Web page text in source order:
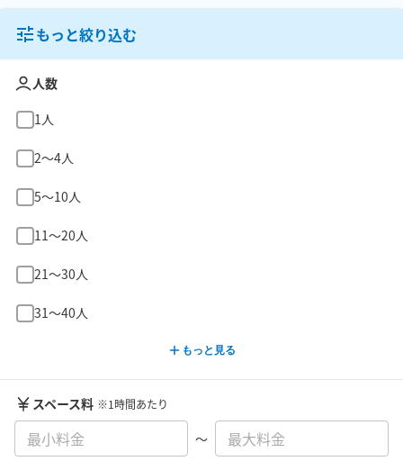
もっと絞り込む
人数
1人
2〜4人
5〜10人
11〜20人
21〜30人
31〜40人
もっと見る
スペース料 ※1時間あたり
〜